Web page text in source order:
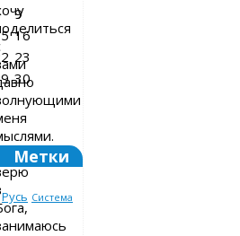
9
16
23
30
Метки
Русь Система